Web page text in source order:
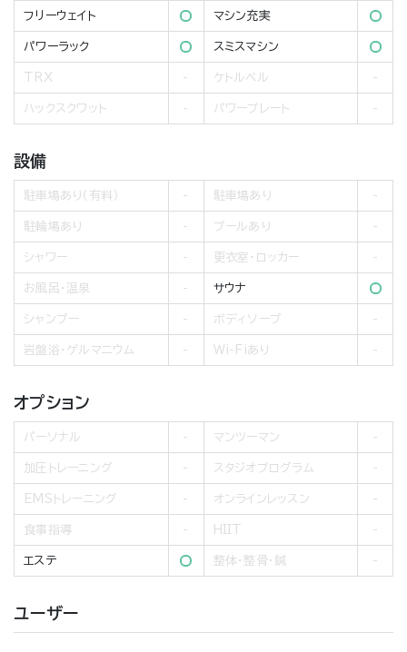
フリーウェイト マシン充実
パワーラック スミスマシン
TRX ケトルベル
ハックスクワット パワープレート
設備
駐車場あり（有料） 駐車場あり
駐輪場あり プールあり
シャワー 更衣室・ロッカー
お風呂・温泉 サウナ
シャンプー ボディソープ
岩盤浴・ゲルマニウム Wi-Fiあり
オプション
パーソナル マンツーマン
加圧トレーニング スタジオプログラム
EMSトレーニング オンラインレッスン
食事指導 HIIT
エステ 整体・整骨・鍼
ユーザー